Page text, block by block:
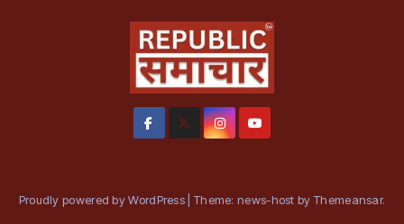
Proudly powered by WordPress Theme: news-host by Themeansar.